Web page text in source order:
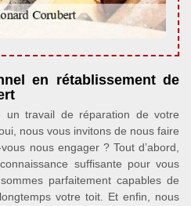
en rétablissement de
un travail de réparation de votre
nous vous invitons de nous faire
nous engager ? Tout d’abord,
suffisante pour vous
parfaitement capables de
votre toit. Et enfin, nous